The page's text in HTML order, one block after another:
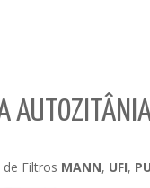
Filtros MANN, UFI,